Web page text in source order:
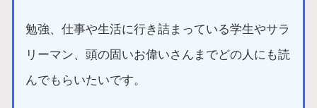
勉強、仕事や生活に行き詰まっている学生やサラ
リーマン、頭の固いお偉いさんまでどの人にも読
んでもらいたいです。